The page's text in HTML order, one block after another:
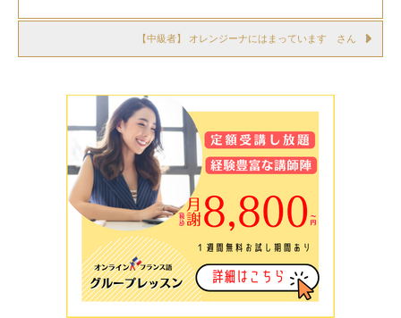
【中級者】 オレンジーナにはまっています さん